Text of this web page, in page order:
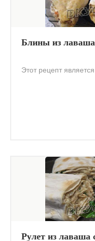
Блины из лаваша
Этот рецепт
Рулет из лаваша